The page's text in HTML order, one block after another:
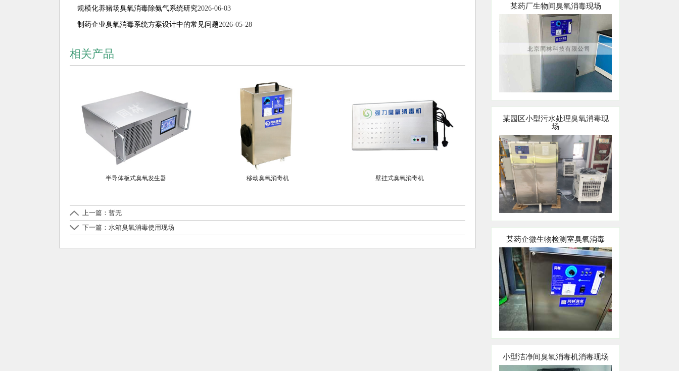
规模化养猪场臭氧消毒除氨气系统研究2026-06-03
制药企业臭氧消毒系统方案设计中的常见问题2026-05-28
相关产品
半导体板式臭氧发生器 移动臭氧消毒机 壁挂式臭氧消毒机
上一篇：暂无
下一篇：水箱臭氧消毒使用现场
某药厂生物间臭氧消毒现场
某园区小型污水处理臭氧消毒现
场
某药企微生物检测室臭氧消毒
小型洁净间臭氧消毒机消毒现场